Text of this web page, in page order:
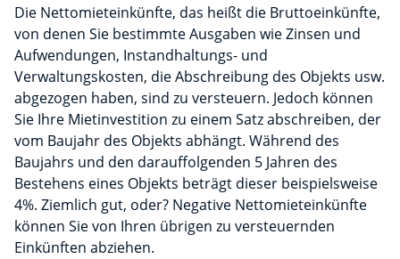
Die Nettomieteinkünfte, das heißt die Bruttoeinkünfte,
von denen Sie bestimmte Ausgaben wie Zinsen und
Aufwendungen, Instandhaltungs- und
Verwaltungskosten, die Abschreibung des Objekts usw.
abgezogen haben, sind zu versteuern. Jedoch können
Sie Ihre Mietinvestition zu einem Satz abschreiben, der
vom Baujahr des Objekts abhängt. Während des
Baujahrs und den darauffolgenden 5 Jahren des
Bestehens eines Objekts beträgt dieser beispielsweise
4%. Ziemlich gut, oder? Negative Nettomieteinkünfte
können Sie von Ihren übrigen zu versteuernden
Einkünften abziehen.